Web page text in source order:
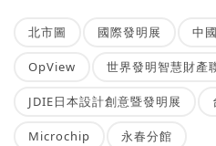
北市圖 國際發明展 中
OpView 世界發明智慧財產
JDIE日本設計創意暨發明展
Microchip 永春分館